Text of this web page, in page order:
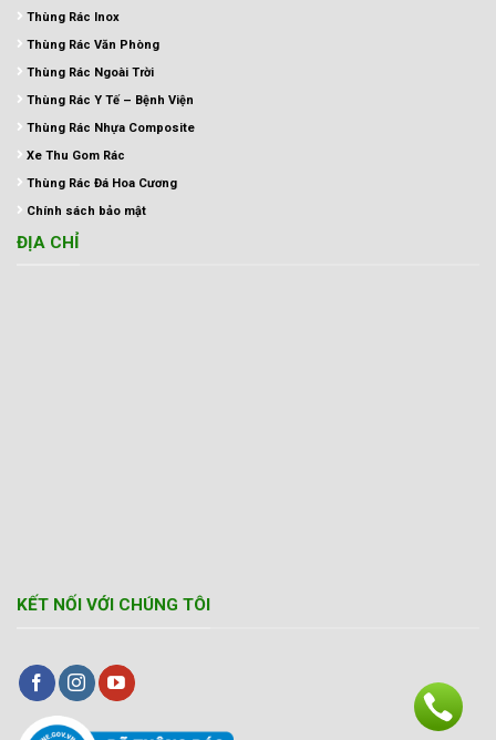
Thùng Rác Inox
Thùng Rác Văn Phòng
Thùng Rác Ngoài Trời
Thùng Rác Y Tế – Bệnh Viện
Thùng Rác Nhựa Composite
Xe Thu Gom Rác
Thùng Rác Đá Hoa Cương
Chính sách bảo mật
ĐỊA CHỈ
KẾT NỐI VỚI CHÚNG TÔI